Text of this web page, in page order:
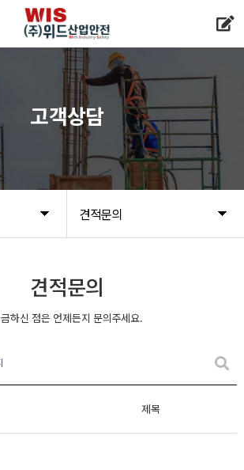
견적문의
고객상담
견적문의
하신 점은 언제든지 문의주세요.
제목